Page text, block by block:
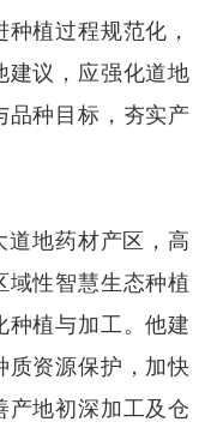
植过程规范化，
建议，应强化道地
品种目标，夯实产
道地药材产区，高
域性智慧生态种植
种植与加工。他建
质资源保护，加快
产地初深加工及仓